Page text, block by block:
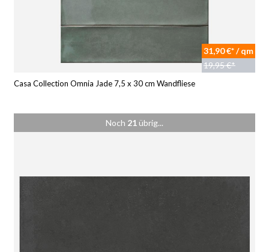
31,90 €* / qm
19,95 €*
Casa Collection Omnia Jade 7,5 x 30 cm Wandfliese
Noch 21 übrig...